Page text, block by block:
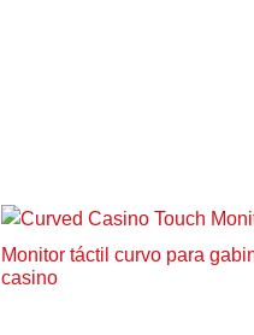
Monitor táctil curvo para
casino